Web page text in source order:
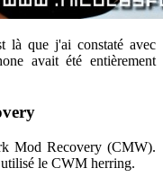
là que j'ai constaté avec
avait été entièrement
Mod Recovery (CMW).
le CWM herring.